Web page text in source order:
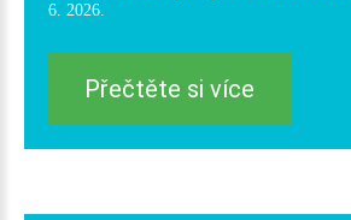
6. 2026.
Přečtěte si více